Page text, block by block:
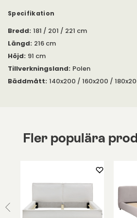
Observera!Ribbotten och madrass
pocketmadrass) och en ribbotten.
komplettera med en härlig
Klädsel är avtagbar vilket möjliggör att
tvätta. *Tvättråd enligt instruktion
valt.
Specifikation
Bredd: 181 / 201 / 221 cm
Längd: 216 cm
Höjd: 91 cm
Tillverkningsland: Polen
Bäddmått: 140x200 / 160x200 /
Fler populära